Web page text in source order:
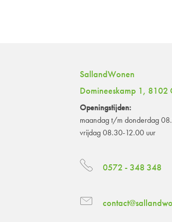
SallandWonen
Domineeskamp 1, 8102
Openingstijden:
maandag t/m donderdag
vrijdag 08.30-12.00 uur
0572 - 348 348